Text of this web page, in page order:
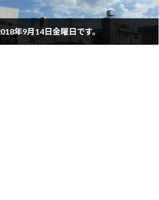
年9月14日金曜日です。